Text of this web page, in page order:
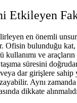
Etkileyen
en önemli
Ofisin bulunduğu
kullanımı ve
süresini
dar girişlere sahip
Aynı
dikkate